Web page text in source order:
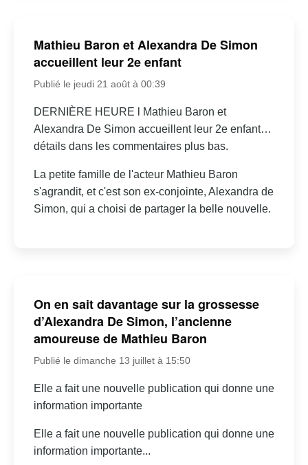
Mathieu Baron et Alexandra De Simon
accueillent leur 2e enfant
Publié le jeudi 21 août à 00:39
DERNIÈRE HEURE l Mathieu Baron et
Alexandra De Simon accueillent leur 2e enfant…
détails dans les commentaires plus bas.
La petite famille de l'acteur Mathieu Baron
s'agrandit, et c'est son ex-conjointe, Alexandra de
Simon, qui a choisi de partager la belle nouvelle.
On en sait davantage sur la grossesse
d’Alexandra De Simon, l’ancienne
amoureuse de Mathieu Baron
Publié le dimanche 13 juillet à 15:50
Elle a fait une nouvelle publication qui donne une
information importante
Elle a fait une nouvelle publication qui donne une
information importante...